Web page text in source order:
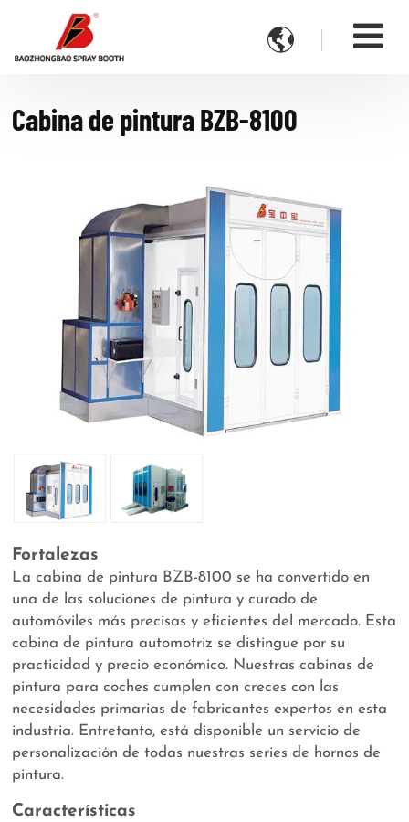

Cabina de pintura BZB-8100
Fortalezas
La cabina de pintura BZB-8100 se ha convertido en
una de las soluciones de pintura y curado de
automóviles más precisas y eficientes del mercado. Esta
cabina de pintura automotriz se distingue por su
practicidad y precio económico. Nuestras cabinas de
pintura para coches cumplen con creces con las
necesidades primarias de fabricantes expertos en esta
industria. Entretanto, está disponible un servicio de
personalización de todas nuestras series de hornos de
pintura.
Características